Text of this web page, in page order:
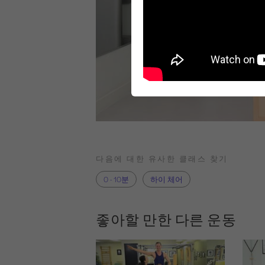
다음에 대한 유사한 클래스 찾기
0 - 10분
하이 체어
좋아할 만한 다른 운동